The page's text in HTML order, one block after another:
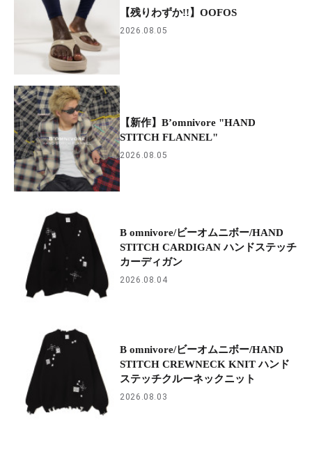
【残りわずか!!】OOFOS
2026.08.05
【新作】B’omnivore "HAND
STITCH FLANNEL"
2026.08.05
B omnivore/ビーオムニボー/HAND
STITCH CARDIGAN ハンドステッチ
カーディガン
2026.08.04
B omnivore/ビーオムニボー/HAND
STITCH CREWNECK KNIT ハンド
ステッチクルーネックニット
2026.08.03